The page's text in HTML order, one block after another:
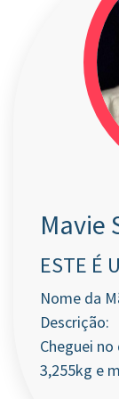
Mavie
ESTE É
Nome da
Descrição:
Cheguei
3,255kg e